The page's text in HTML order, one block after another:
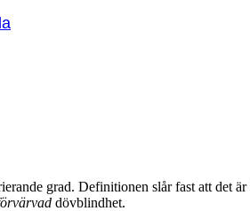
grad. Definitionen slår fast att det
dövblindhet.